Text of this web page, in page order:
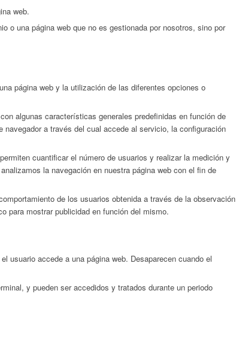
web.
o una página web que no es gestionada por nosotros, sino por
página web y la utilización de las diferentes opciones o
algunas características generales predefinidas en función de
a través del cual accede al servicio, la configuración
cuantificar el número de usuarios y realizar la medición y
la navegación en nuestra página web con el fin de
de los usuarios obtenida a través de la observación
para mostrar publicidad en función del mismo.
usuario accede a una página web. Desaparecen cuando el
y pueden ser accedidos y tratados durante un periodo